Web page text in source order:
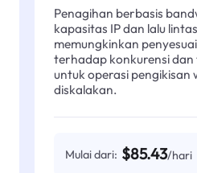
Penagihan berbasis
kapasitas IP dan lalu
memungkinkan
terhadap konkurensi
untuk operasi pengikisan
diskalakan.
Mulai dari: $85.43/hari